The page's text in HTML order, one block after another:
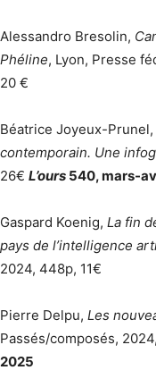
Alessandro Bresolin,
Phéline, Lyon, Presse
20 €
Béatrice Joyeux-
contemporain. Une
26€ L’ours 540, mars-
Gaspard Koenig, La fin
pays de l’intelligence
2024, 448p, 11€
Pierre Delpu, Les
Passés/composés,
2025